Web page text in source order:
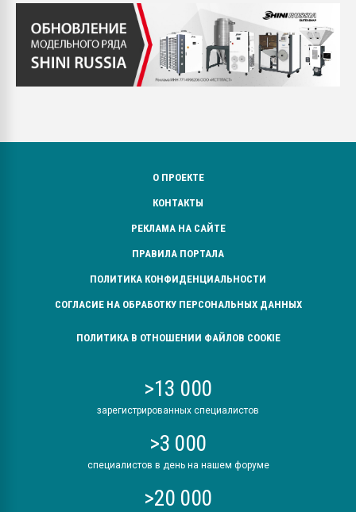
О ПРОЕКТЕ
КОНТАКТЫ
РЕКЛАМА НА САЙТЕ
ПРАВИЛА ПОРТАЛА
ПОЛИТИКА КОНФИДЕНЦИАЛЬНОСТИ
СОГЛАСИЕ НА ОБРАБОТКУ ПЕРСОНАЛЬНЫХ ДАННЫХ
ПОЛИТИКА В ОТНОШЕНИИ ФАЙЛОВ COOKIE
>13 000
зарегистрированных специалистов
>3 000
специалистов в день на нашем форуме
>20 000